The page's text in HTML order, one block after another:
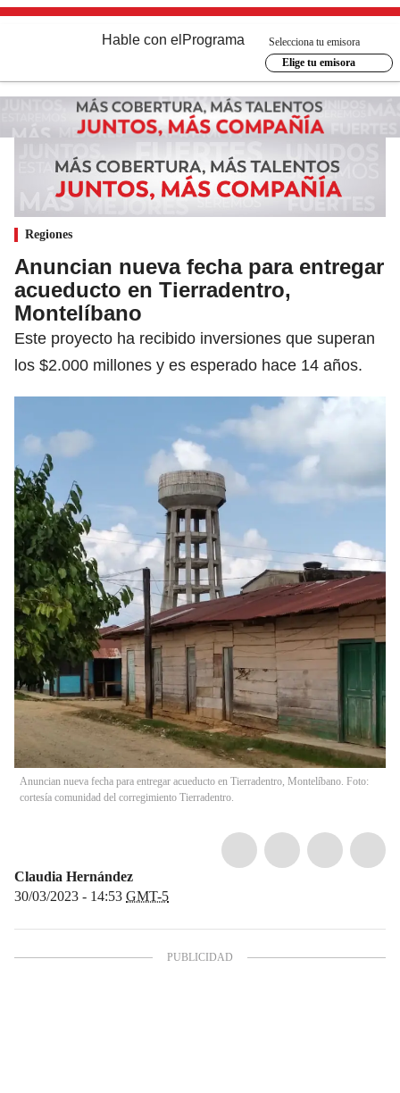
Hable con el Programa
Selecciona tu emisora
Elige tu emisora
Regiones
Anuncian nueva fecha para entregar
acueducto en Tierradentro,
Montelíbano
Este proyecto ha recibido inversiones que superan
los $2.000 millones y es esperado hace 14 años.
Anuncian nueva fecha para entregar acueducto en Tierradentro, Montelíbano. Foto:
cortesía comunidad del corregimiento Tierradentro.
Claudia Hernández
30/03/2023 - 14:53 GMT-5